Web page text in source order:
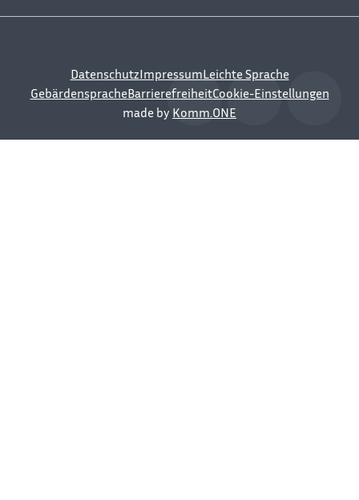
DatenschutzImpressumLeichte Sprache
GebärdenspracheBarrierefreiheitCookie-Einstellungen
made by Komm.ONE